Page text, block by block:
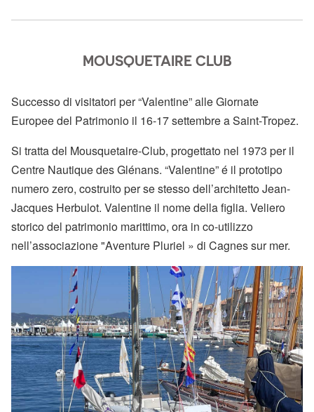
MOUSQUETAIRE CLUB
Successo di visitatori per “Valentine” alle Giornate
Europee del Patrimonio il 16-17 settembre a Saint-Tropez.
Si tratta del Mousquetaire-Club, progettato nel 1973 per il
Centre Nautique des Glénans. “Valentine” é il prototipo
numero zero, costruito per se stesso dell’architetto Jean-
Jacques Herbulot. Valentine il nome della figlia. Veliero
storico del patrimonio marittimo, ora in co-utilizzo
nell’associazione "Aventure Pluriel » di Cagnes sur mer.